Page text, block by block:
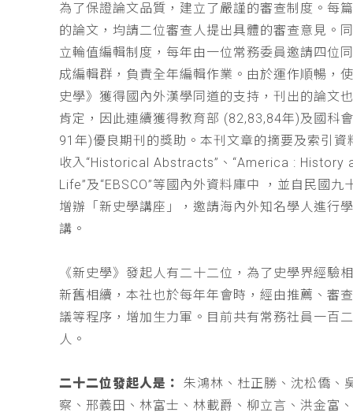
為了保證論文品質，建立了嚴謹的審查制度。每
的論文，均請二位審查人提出具體的審查意見。
立輪值編輯制度，每年由一位常務委員邀請四位
成編輯群，負責全年編輯作業。由於運作順暢，
史學》獲得國內外漢學同道的支持，刊出的論文
肯定，因此連續獲得教育部 (82,83,84年)及國科
91年)優良期刊的獎助。本刊文章的摘要及索引資
收入“Historical Abstracts”、“America : History
Life”及“EBSCO”等國內外資料庫中 ，並自民國九
增辦「新史學講座」，邀請海內外知名學人進行
講。
《新史學》發起人有二十二位，為了史學界經驗
新舊相續，本社也於每年年會時，經由推薦、審
議等程序，增加生力軍。目前共有常務社員一百
人。
二十二位發起人是：
朱鴻林、杜正勝、沈松僑、
察、邢義田、林富士、林載爵、柳立言、洪金富